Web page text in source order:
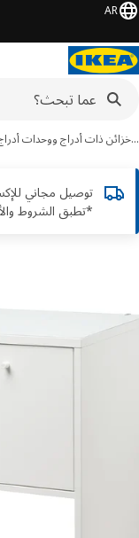
AR
ذات أدراج ووحدات أدراج
*تطبق الشروط